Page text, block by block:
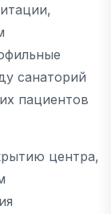
санаторий
пациентов
центра,